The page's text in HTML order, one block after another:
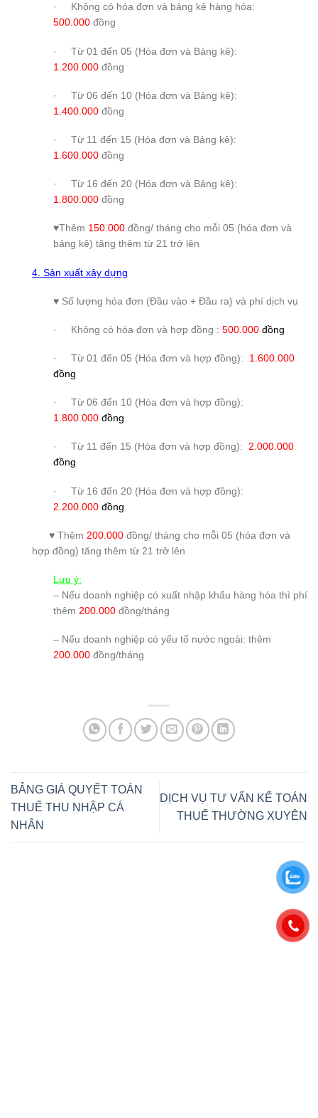
· Không có hóa đơn và bảng kê hàng hóa:
500.000 đồng
· Từ 01 đến 05 (Hóa đơn và Bảng kê):
1.200.000 đồng
· Từ 06 đến 10 (Hóa đơn và Bảng kê):
1.400.000 đồng
· Từ 11 đến 15 (Hóa đơn và Bảng kê):
1.600.000 đồng
· Từ 16 đến 20 (Hóa đơn và Bảng kê):
1.800.000 đồng
♥Thêm 150.000 đồng/ tháng cho mỗi 05 (hóa đơn và
bảng kê) tăng thêm từ 21 trở lên
4. Sản xuất xây dựng
♥ Số lượng hóa đơn (Đầu vào + Đầu ra) và phí dịch vụ
· Không có hóa đơn và hợp đồng : 500.000 đồng
· Từ 01 đến 05 (Hóa đơn và hợp đồng): 1.600.000
đồng
· Từ 06 đến 10 (Hóa đơn và hợp đồng):
1.800.000 đồng
· Từ 11 đến 15 (Hóa đơn và hợp đồng): 2.000.000
đồng
· Từ 16 đến 20 (Hóa đơn và hợp đồng):
2.200.000 đồng
♥ Thêm 200.000 đồng/ tháng cho mỗi 05 (hóa đơn và
hợp đồng) tăng thêm từ 21 trở lên
Lưu ý:
– Nếu doanh nghiệp có xuất nhập khẩu hàng hóa thì phí
thêm 200.000 đồng/tháng
– Nếu doanh nghiệp có yếu tố nước ngoài: thêm
200.000 đồng/tháng
BẢNG GIÁ QUYẾT TOÁN
THUẾ THU NHẬP CÁ
NHÂN
DỊCH VỤ TƯ VẤN KẾ TOÁN
THUẾ THƯỜNG XUYÊN